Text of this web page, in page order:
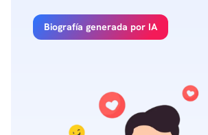
Biografía generada por IA